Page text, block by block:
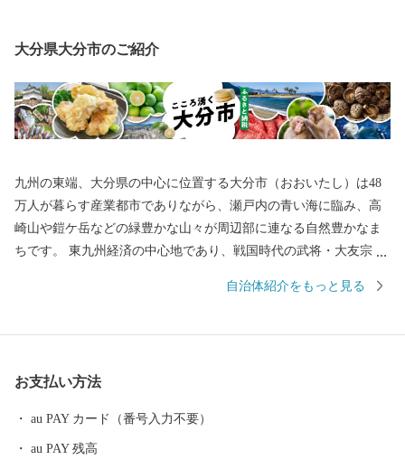
大分県大分市のご紹介
九州の東端、大分県の中心に位置する大分市（おおいたし）は48
万人が暮らす産業都市でありながら、瀬戸内の青い海に臨み、高
崎山や鎧ケ岳などの緑豊かな山々が周辺部に連なる自然豊かなま
ちです。 東九州経済の中心地であり、戦国時代の武将・大友宗麟
発祥都市として繁栄し、高度成長期以降は工業を中心として幅広
な農畜産物、「大分ふぐ」「とり天」「大分銘菓ざびえる」「吉
野の鶏めし」など多彩な食資源に恵まれた自然と都市が共存する
をしていただいた方には、市のＰＲも兼ねて返礼品をお送りさせ
自治体紹介をもっと見る
お支払い方法
au PAY カード（番号入力不要）
au PAY 残高